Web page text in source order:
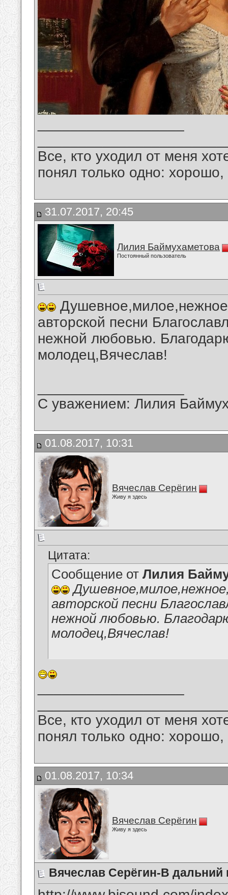
Все, кто уходил от меня
понял только одно:
31.07.2017, 20:45
Лилия Баймухаметова
Постоянный пользователь
авторской песни
нежной любовью.
молодец,Вячеслав!
С уважением: Лилия
01.08.2017, 10:31
Вячеслав Серёгин
Живу я здесь
Цитата:
Сообщение от Лилия
авторской песни
нежной любовью.
молодец,Вячеслав!
Все, кто уходил от меня
понял только одно:
01.08.2017, 10:34
Вячеслав Серёгин
Живу я здесь
Вячеслав Серёгин-В дальний